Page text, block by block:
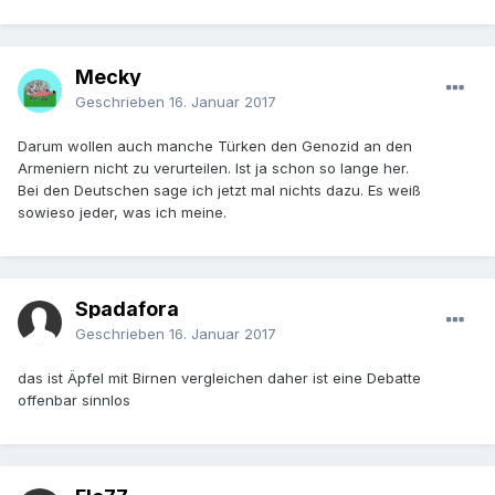
Mecky
Geschrieben 16. Januar 2017
Darum wollen auch manche Türken den Genozid an den
Armeniern nicht zu verurteilen. Ist ja schon so lange her.
Bei den Deutschen sage ich jetzt mal nichts dazu. Es weiß
sowieso jeder, was ich meine.
Spadafora
Geschrieben 16. Januar 2017
das ist Äpfel mit Birnen vergleichen daher ist eine Debatte
offenbar sinnlos